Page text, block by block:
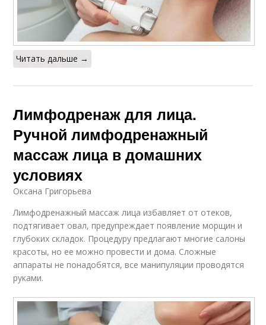
Читать дальше →
Лимфодренаж для лица.
Ручной лимфодренажный
массаж лица в домашних
условиях
Оксана Григорьева
Лимфодренажный массаж лица избавляет от отеков,
подтягивает овал, предупреждает появление морщин и
глубоких складок. Процедуру предлагают многие салоны
красоты, но ее можно провести и дома. Сложные
аппараты не понадобятся, все манипуляции проводятся
руками.